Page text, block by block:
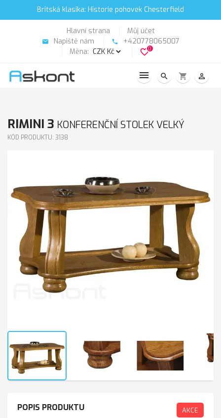
Britská klasika: Historie pohovek Chesterfield
Hlavní strana Můj účet
email Napiště nám phone
+420778065007
Měna:
favorite_border0
search shopping_cart person_outline
RIMINI 3 KONFERENČNÍ STOLEK VELKÝ
KÓD PRODUKTU: 3138
POPIS PRODUKTU AKCE